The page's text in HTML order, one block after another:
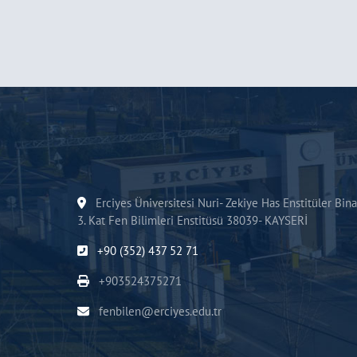
Erciyes Üniversitesi Nuri- Zekiye Has Enstitüler
3. Kat Fen Bilimleri Enstitüsü 38039- KAYSERİ
+90 (352) 437 52 71
+903524375271
fenbilen@erciyes.edu.tr